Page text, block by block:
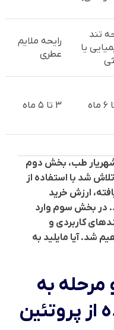
تند
یا
رایحه ملایم
عطری
۳ تا ۵ ماه
شهریار طب، بخش دوم
شد با استفاده از
ارزش خرید
در بخش سوم وارد
کاربردی و
شد. آیا مایلید به
مرحله به
از پروتئین